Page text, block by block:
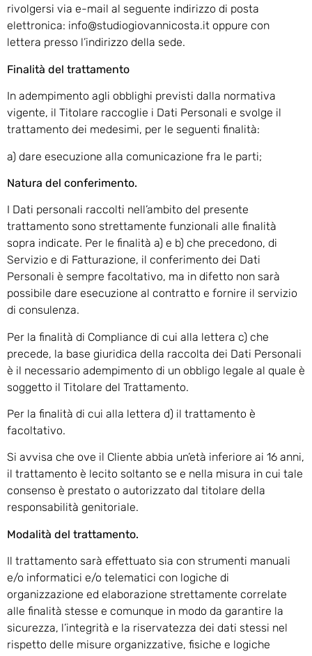
rivolgersi via e-mail al seguente indirizzo di posta
elettronica: info@studiogiovannicosta.it oppure con
lettera presso l’indirizzo della sede.
Finalità del trattamento
In adempimento agli obblighi previsti dalla normativa
vigente, il Titolare raccoglie i Dati Personali e svolge il
trattamento dei medesimi, per le seguenti finalità:
a) dare esecuzione alla comunicazione fra le parti;
Natura del conferimento.
I Dati personali raccolti nell’ambito del presente
trattamento sono strettamente funzionali alle finalità
sopra indicate. Per le finalità a) e b) che precedono, di
Servizio e di Fatturazione, il conferimento dei Dati
Personali è sempre facoltativo, ma in difetto non sarà
possibile dare esecuzione al contratto e fornire il servizio
di consulenza.
Per la finalità di Compliance di cui alla lettera c) che
precede, la base giuridica della raccolta dei Dati Personali
è il necessario adempimento di un obbligo legale al quale è
soggetto il Titolare del Trattamento.
Per la finalità di cui alla lettera d) il trattamento è
facoltativo.
Si avvisa che ove il Cliente abbia un’età inferiore ai 16 anni,
il trattamento è lecito soltanto se e nella misura in cui tale
consenso è prestato o autorizzato dal titolare della
responsabilità genitoriale.
Modalità del trattamento.
Il trattamento sarà effettuato sia con strumenti manuali
e/o informatici e/o telematici con logiche di
organizzazione ed elaborazione strettamente correlate
alle finalità stesse e comunque in modo da garantire la
sicurezza, l’integrità e la riservatezza dei dati stessi nel
rispetto delle misure organizzative, fisiche e logiche